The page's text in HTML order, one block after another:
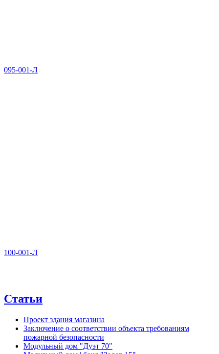
095-001-Л
100-001-Л
Статьи
Проект здания магазина
Заключение о соответствии объекта требованиям
пожарной безопасности
Модульный дом "Дуэт 70"